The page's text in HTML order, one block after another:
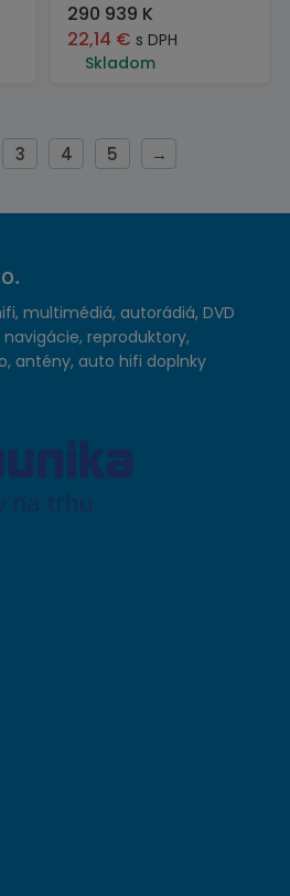
290 939 K
22,14 € s DPH
Skladom
3 4 5 →
multimédiá, autorádiá, DVD
reproduktory,
antény, auto hifi doplnky